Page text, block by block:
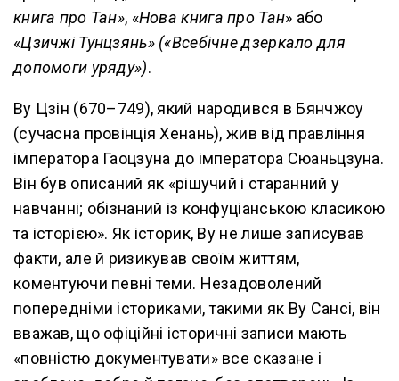
книга про Тан», «Нова книга про Тан» або
«Цзичжі Тунцзянь» («Всебічне дзеркало для
допомоги уряду»).
Ву Цзін (670–749), який народився в Бянчжоу
(сучасна провінція Хенань), жив від правління
імператора Гаоцзуна до імператора Сюаньцзуна.
Він був описаний як «рішучий і старанний у
навчанні; обізнаний із конфуціанською класикою
та історією». Як історик, Ву не лише записував
факти, але й ризикував своїм життям,
коментуючи певні теми. Незадоволений
попередніми істориками, такими як Ву Сансі, він
вважав, що офіційні історичні записи мають
«повністю документувати» все сказане і